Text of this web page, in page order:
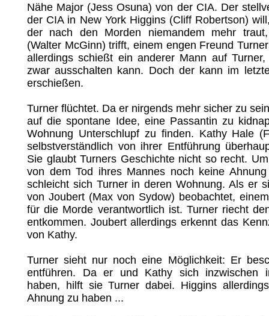
Nähe Major (Jess Osuna) von der CIA. Der
der CIA in New York Higgins (Cliff Robertson)
der nach den Morden niemandem mehr
(Walter McGinn) trifft, einem engen Freund
allerdings schießt ein anderer Mann auf
zwar ausschalten kann. Doch der kann im
erschießen.
Turner flüchtet. Da er nirgends mehr sicher zu
auf die spontane Idee, eine Passantin zu
Wohnung Unterschlupf zu finden. Kathy Hale
selbstverständlich von ihrer Entführung
Sie glaubt Turners Geschichte nicht so recht.
von dem Tod ihres Mannes noch keine
schleicht sich Turner in deren Wohnung. Als er
von Joubert (Max von Sydow) beobachtet,
für die Morde verantwortlich ist. Turner riecht
entkommen. Joubert allerdings erkennt das
von Kathy.
Turner sieht nur noch eine Möglichkeit: Er
entführen. Da er und Kathy sich inzwischen
haben, hilft sie Turner dabei. Higgins
Ahnung zu haben ...